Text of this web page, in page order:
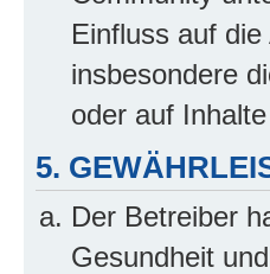
Einfluss auf
insbesondere
oder auf
5.
Der Betreiber
Gesundheit